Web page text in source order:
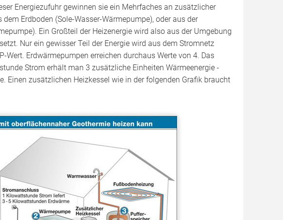
Energiezufuhr gewinnen sie ein Mehrfaches an zusätzlicher
Erdboden (Sole-Wasser-Wärmepumpe), oder aus der
Ein Großteil der Heizenergie wird also aus der Umgebung
Nur ein gewisser Teil der Energie wird aus dem Stromnetz
Wert. Erdwärmepumpen erreichen durchaus Werte von 4. Das
Strom erhält man 3 zusätzliche Einheiten Wärmeenergie -
Einen zusätzlichen Heizkessel wie in der folgenden Grafik braucht